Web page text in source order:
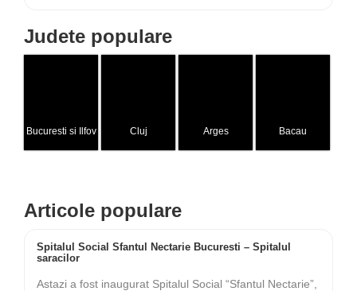
Judete populare
Bucuresti si Ilfov Cluj Arges Bacau
Articole populare
Spitalul Social Sfantul Nectarie Bucuresti – Spitalul
saracilor
Astazi a fost inaugurat Spitalul Social “Sfantul Nectarie”,